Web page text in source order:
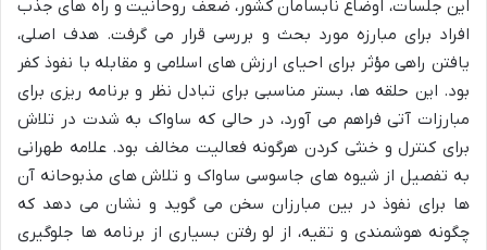
این جلسات، اوضاع نابسامان کشور، ضعف روحانیت و راه های جذب
افراد برای مبارزه مورد بحث و بررسی قرار می گرفت. هدف اصلی،
یافتن راهی مؤثر برای احیای ارزش های اسلامی و مقابله با نفوذ کفر
بود. این حلقه ها، بستر مناسبی برای تبادل نظر و برنامه ریزی برای
مبارزات آتی فراهم می آورد، در حالی که ساواک به شدت در تلاش
برای کنترل و خنثی کردن هرگونه فعالیت مخالف بود. علامه طهرانی
به تفصیل از شیوه های جاسوسی ساواک و تلاش های مذبوحانه آن
ها برای نفوذ در بین مبارزان سخن می گوید و نشان می دهد که
چگونه هوشمندی و تقیه، از لو رفتن بسیاری از برنامه ها جلوگیری